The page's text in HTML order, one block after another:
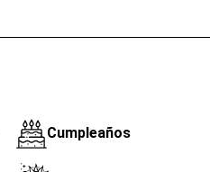
Cumpleaños